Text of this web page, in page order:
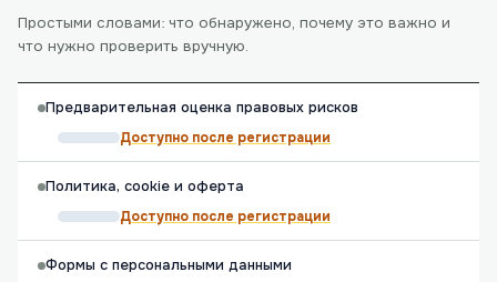
Простыми словами: что обнаружено, почему это важно и
что нужно проверить вручную.
Предварительная оценка правовых рисков
Доступно после регистрации
Политика, cookie и оферта
Доступно после регистрации
Формы с персональными данными